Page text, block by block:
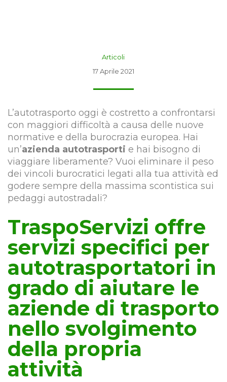
Articoli
17 Aprile 2021
L’autotrasporto oggi è costretto a confrontarsi
con maggiori difficoltà a causa delle nuove
normative e della burocrazia europea. Hai
un’azienda autotrasporti e hai bisogno di
viaggiare liberamente? Vuoi eliminare il peso
dei vincoli burocratici legati alla tua attività ed
godere sempre della massima scontistica sui
pedaggi autostradali?
TraspoServizi offre
servizi specifici per
autotrasportatori in
grado di aiutare le
aziende di trasporto
nello svolgimento
della propria
attività